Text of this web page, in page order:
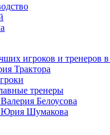
игроков и тренеров
Трактора
тренеры
Белоусова
Шумакова